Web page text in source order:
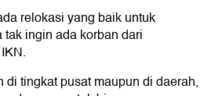
relokasi yang baik untuk
ingin ada korban dari
tingkat pusat maupun di daerah,